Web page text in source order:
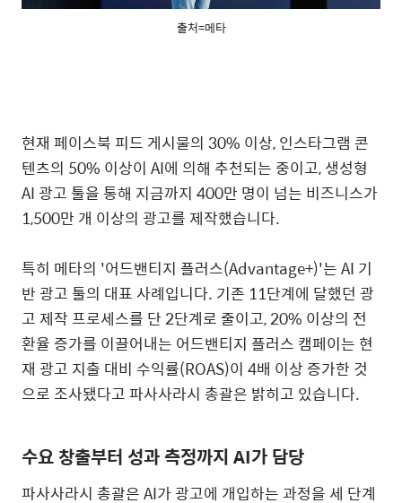
출처=메타
현재 페이스북 피드 게시물의 30% 이상,인스타그램 콘
텐츠의 50% 이상이 AI에 의해 추천되는 중이고,생성형
AI광고 툴을 통해 지금까지 400만 명이 넘는 비즈니스가
1,500만 개 이상의 광고를 제작했습니다.
특히 메타의 '어드밴티지 플러스(Advantage+)'는AI 기
반 광고 툴의 대표 사례입니다. 기존 11단계에 달했던 광
고 제작 프로세스를 단 2단계로 줄이고, 20% 이상의 전
환율 증가를 이끌어내는 어드밴티지 플러스 캠페이는 현
재 광고 지출 대비 수익률(ROAS)이 4배 이상 증가한 것
으로 조사됐다고 파사사라시 총괄은 밝히고 있습니다.
수요 창출부터 성과 측정까지AI가 담당
파사사라시 총괄은AI가 광고에 개입하는 과정을 세 단계